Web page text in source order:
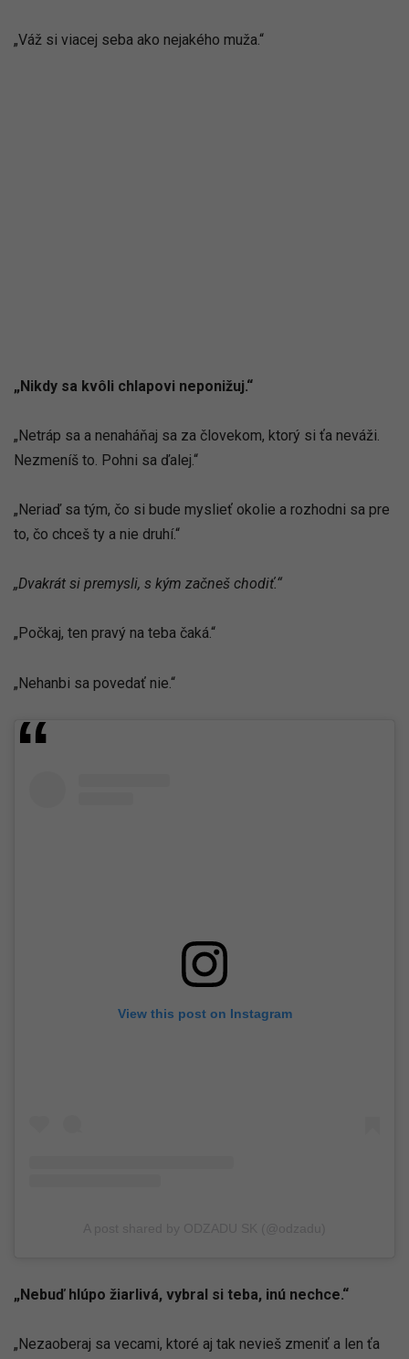
„Váž si viacej seba ako nejakého muža.“
„Nikdy sa kvôli chlapovi neponižuj.“
„Netráp sa a nenaháňaj sa za človekom, ktorý si ťa neváži.
Nezmeníš to. Pohni sa ďalej.“
„Neriaď sa tým, čo si bude myslieť okolie a rozhodni sa pre
to, čo chceš ty a nie druhí.“
„Dvakrát si premysli, s kým začneš chodiť.“
„Počkaj, ten pravý na teba čaká.“
„Nehanbi sa povedať nie.“
View this post on Instagram
„Nebuď hlúpo žiarlivá, vybral si teba, inú nechce.“
„Nezaoberaj sa vecami, ktoré aj tak nevieš zmeniť a len ťa